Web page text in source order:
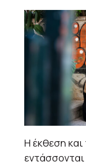
Η έκθεση